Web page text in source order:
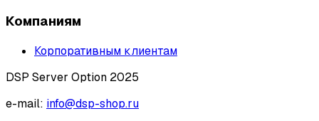
Компаниям
Корпоративным клиентам
DSP Server Option 2025
e-mail: info@dsp-shop.ru